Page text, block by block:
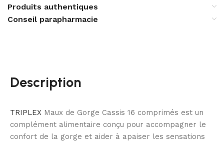
Produits authentiques
Conseil parapharmacie
Description
TRIPLEX Maux de Gorge Cassis 16 comprimés est un
complément alimentaire conçu pour accompagner le
confort de la gorge et aider à apaiser les sensations